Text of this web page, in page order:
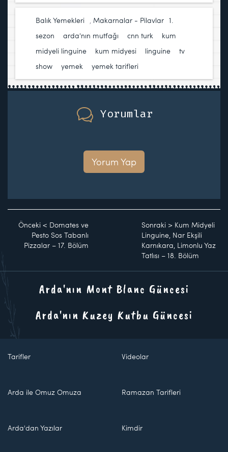
Balık Yemekleri , Makarnalar - Pilavlar 1.
sezon
arda'nın mutfağı cnn turk
kum
midyeli linguine
kum midyesi linguine
tv
show
yemek yemek tarifleri
Yorumlar
Yorum Yap
Önceki < Domates ve
Pesto Sos Tabanlı
Pizzalar – 17. Bölüm
Sonraki > Kum Midyeli
Linguine, Nar Ekşili
Karnıkara, Limonlu Yaz
Tatlısı – 18. Bölüm
Arda'nın Mont Blanc Güncesi
Arda'nın Kuzey Kutbu Güncesi
Tarifler Videolar
Arda ile Omuz Omuza Ramazan Tarifleri
Arda'dan Yazılar Kimdir